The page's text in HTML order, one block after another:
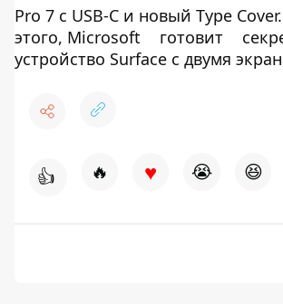
Pro 7 с USB-C и новый Type
этого, Microsoft
готовит
устройство Surface с двумя
👍 🔥 ♥ 😭 😆